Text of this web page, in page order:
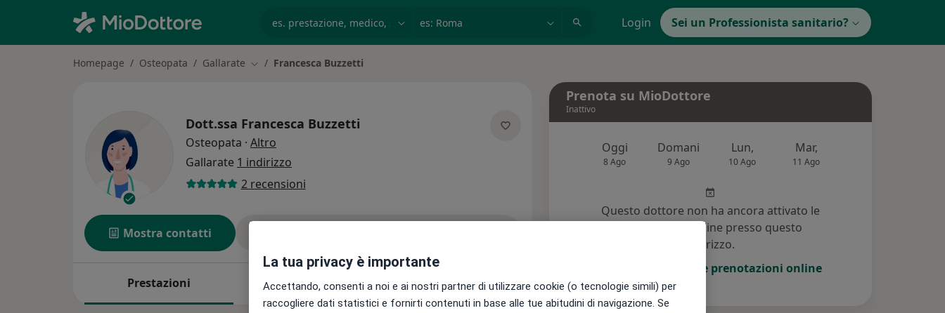
Login Sei un Professionista sanitario?
Homepage Osteopata Gallarate Cambia città
Francesca Buzzetti
Dott.ssa Francesca Buzzetti
Osteopata · Altro
Gallarate 1 indirizzo
2 recensioni
Mostra contatti
Prestazioni Indirizzi Recensioni (2)
Prenota su MioDottore
Inattivo
Oggi
8 Ago
Domani
9 Ago
Lun,
10 Ago
Mar,
11 Ago
Questo dottore non ha ancora attivato le
prenotazioni online presso questo
indirizzo.
Chiedi di attivare le prenotazioni online
La tua privacy è importante
Accettando, consenti a noi e ai nostri partner di utilizzare cookie (o tecnologie simili) per
raccogliere dati statistici e fornirti contenuti in base alle tue abitudini di navigazione. Se